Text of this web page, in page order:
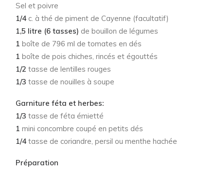
Sel et poivre
1/4 c. à thé de piment de Cayenne (facultatif)
1,5 litre (6 tasses) de bouillon de légumes
1 boîte de 796 ml de tomates en dés
1 boîte de pois chiches, rincés et égouttés
1/2 tasse de lentilles rouges
1/3 tasse de nouilles à soupe
Garniture féta et herbes:
1/3 tasse de féta émietté
1 mini concombre coupé en petits dés
1/4 tasse de coriandre, persil ou menthe hachée
Préparation